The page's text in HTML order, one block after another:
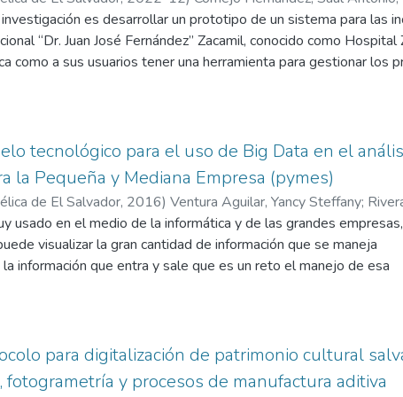
es desarrollar un prototipo de un sistema para las
“Dr. Juan José Fernández” Zacamil, conocido como
como a sus usuarios tener una herramienta para gestionar los
que se utilizó para el desarrollo de este proyecto fue
se establecieron estrategias de cómo se desarrollaría el
así como el uso de lenguajes de programación, logrando
del diagnóstico inicial que permitió la recopilación de datos.
el desarrollo de un prototipo funcional que ayudara a la gestión
de incidente por prioridad y la administración de
cinco criterios que midieron el diseño, portabilidad y el
de los usuarios, sin embargo, el software fue creado bajo un
En conclusión, este proyecto permitió establecer un
técnico informático en las diferentes unidades, estableciendo
tecnológico para el uso de Big Data en el
la Pequeña y Mediana Empresa (pymes)
de El Salvador, 2016) Ventura Aguilar, Yancy Steffany;
usado en el medio de la informática y de las grandes empresas,
visualizar la gran cantidad de información que se maneja
información que entra y sale que es un reto el manejo de esa
Rivera Pleitez, 2016) Big Data es un término que hace
masivos crece constantemente. En 2012 se estimaba su
petabytes de datos en un único conjunto de datos. Se
14 años, por lo tanto, para las empresas se hace necesario
para digitalización de patrimonio cultural
y procesos de manufactura aditiva